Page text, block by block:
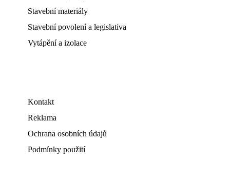
Stavební materiály
Stavební povolení a legislativa
Vytápění a izolace
Kontakt
Reklama
Ochrana osobních údajů
Podmínky použití